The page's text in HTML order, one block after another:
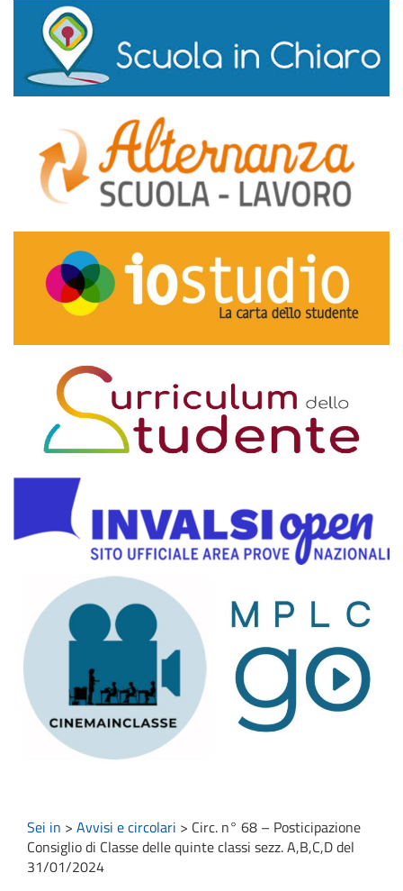
Sei in > Avvisi e circolari > Circ. n° 68 – Posticipazione
Consiglio di Classe delle quinte classi sezz. A,B,C,D del
31/01/2024